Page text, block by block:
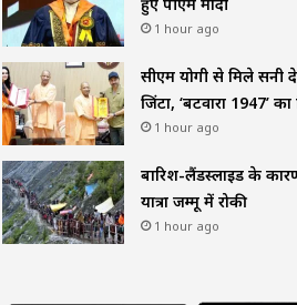
1 hour ago
सीएम योगी से मिले सनी
जिंटा, ‘बटवारा 1947’ का
1 hour ago
बारिश-लैंडस्लाइड के
यात्रा जम्मू में रोकी
1 hour ago